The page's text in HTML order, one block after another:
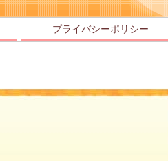
プライバシーポリシー